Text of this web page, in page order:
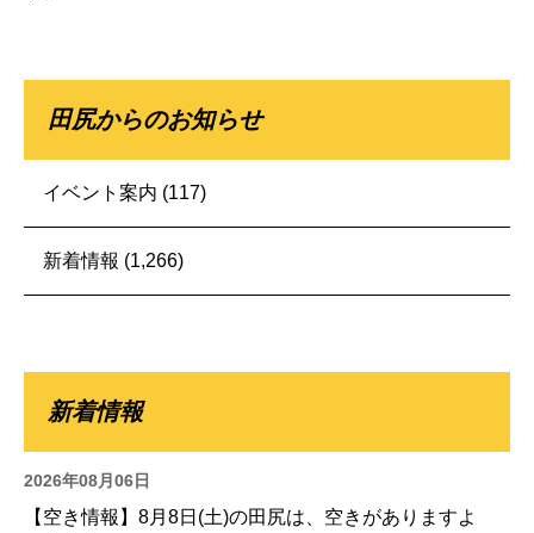
田尻からのお知らせ
イベント案内 (117)
新着情報 (1,266)
新着情報
2026年08月06日
【空き情報】8月8日(土)の田尻は、空きがありますよ